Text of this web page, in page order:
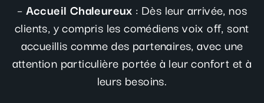
–Accueil Chaleureux : Dès leur arrivée, nos
clients, y compris les comédiens voix off, sont
accueillis comme des partenaires, avec une
attention particulière portée à leur confort et à
leurs besoins.